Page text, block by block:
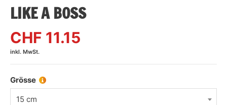
LIKE A BOSS
CHF 11.15
inkl. MwSt.
Grösse
15 cm